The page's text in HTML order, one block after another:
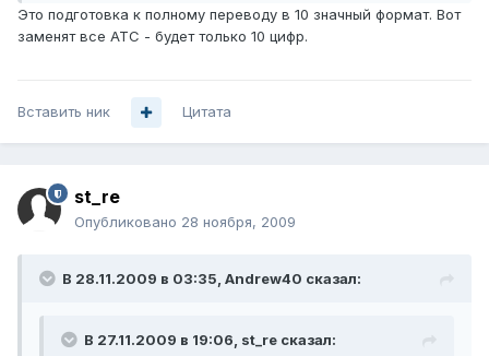
Это подготовка к полному переводу в 10 значный формат. Вот
заменят все АТС - будет только 10 цифр.
Вставить ник Цитата
st_re
Опубликовано 28 ноября, 2009
В 28.11.2009 в 03:35, Andrew40 сказал:
В 27.11.2009 в 19:06, st_re сказал: